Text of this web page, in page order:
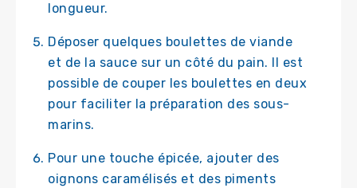
longueur.
Déposer quelques boulettes de viande
et de la sauce sur un côté du pain. Il est
possible de couper les boulettes en deux
pour faciliter la préparation des sous-
marins.
Pour une touche épicée, ajouter des
oignons caramélisés et des piments